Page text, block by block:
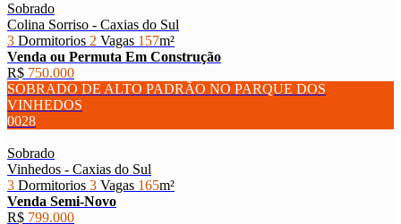
Sobrado
Colina Sorriso - Caxias do Sul
3 Dormitorios 2 Vagas 157m²
Venda ou Permuta Em Construção
R$ 750.000
SOBRADO DE ALTO PADRÃO NO PARQUE DOS
VINHEDOS
0028
Sobrado
Vinhedos - Caxias do Sul
3 Dormitorios 3 Vagas 165m²
Venda Semi-Novo
R$ 799.000